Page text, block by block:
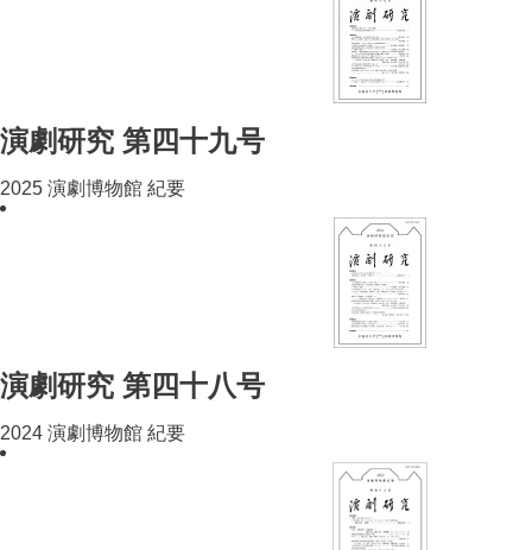
演劇研究 第四十九号
2025 演劇博物館 紀要
演劇研究 第四十八号
2024 演劇博物館 紀要